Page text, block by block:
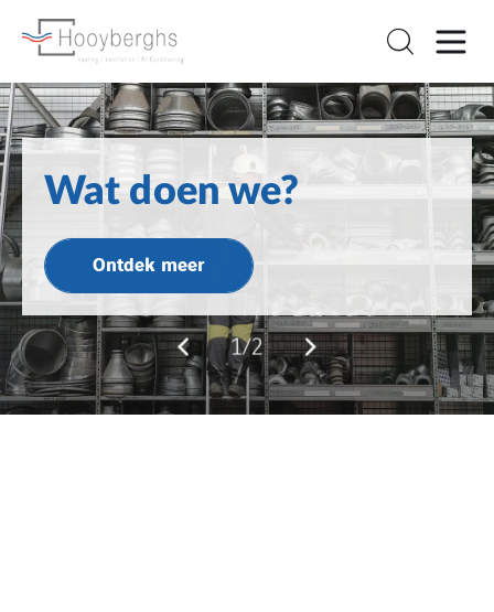
Wat doen we?
Ontdek meer
Vervoeg ons team
2/2